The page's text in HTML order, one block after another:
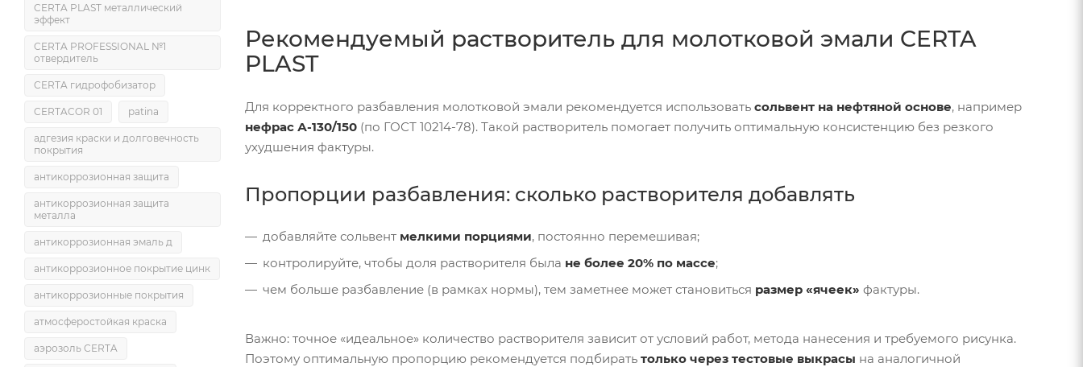
Рекомендуемый растворитель для молотковой эмали CERTA
PLAST
Для корректного разбавления молотковой эмали рекомендуется использовать сольвент на нефтяной основе, например
нефрас А-130/150 (по ГОСТ 10214-78). Такой растворитель помогает получить оптимальную консистенцию без резкого
ухудшения фактуры.
Пропорции разбавления: сколько растворителя добавлять
добавляйте сольвент мелкими порциями, постоянно перемешивая;
контролируйте, чтобы доля растворителя была не более 20% по массе;
чем больше разбавление (в рамках нормы), тем заметнее может становиться размер «ячеек» фактуры.
Важно: точное «идеальное» количество растворителя зависит от условий работ, метода нанесения и требуемого рисунка.
Поэтому оптимальную пропорцию рекомендуется подбирать только через тестовые выкрасы на аналогичной
CERTA PLAST металлический
эффект
CERTA PROFESSIONAL №1
отвердитель
CERTA гидрофобизатор
CERTACOR 01 patina
адгезия краски и долговечность
покрытия
антикоррозионная защита
антикоррозионная защита
металла
антикоррозионная эмаль д
антикоррозионное покрытие цинк
антикоррозионные покрытия
атмосферостойкая краска
аэрозоль CERTA